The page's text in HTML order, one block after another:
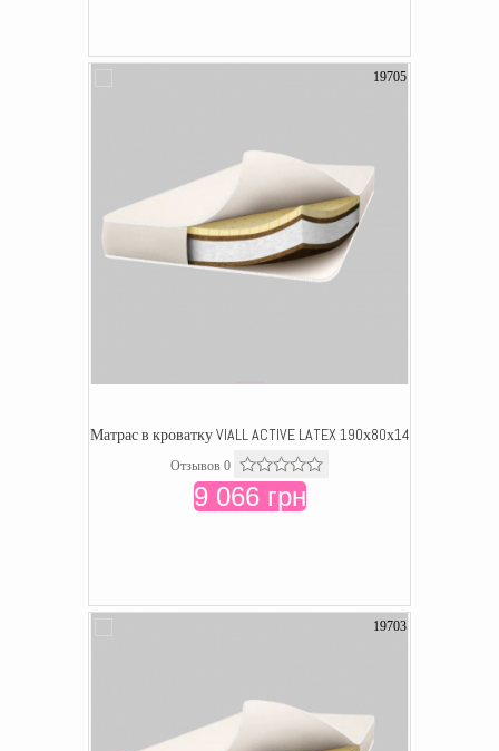
19705
Матрас в кроватку VIALL ACTIVE LATEX 190х80х14
Отзывов 0
9 066 грн
19703